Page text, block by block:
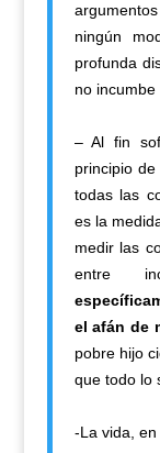
ningún
profunda
no
– Al fin
principio
todas las
es la
medir las
entre
el afán de
pobre hijo
que todo lo
-La vida,